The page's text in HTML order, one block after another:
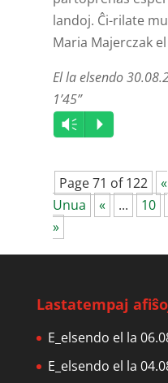
landoj. Ĉi-rilate
Maria Majerczak
El la elsendo
1’45”
Audio
Player
Vm P
Page 71 of 122
«
Unua
« ... 10
»
Lastatempaj
E_elsendo el la
E_elsendo el la